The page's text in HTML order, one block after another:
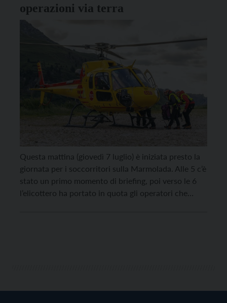
operazioni via terra
Questa mattina (giovedì 7 luglio) è iniziata presto la
giornata per i soccorritori sulla Marmolada. Alle 5 c’è
stato un primo momento di briefing, poi verso le 6
l’elicottero ha portato in quota gli operatori che